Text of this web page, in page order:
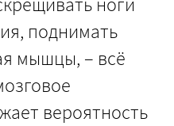
поднимать
мышцы, – всё
вероятность